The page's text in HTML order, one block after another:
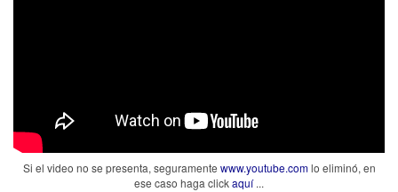
Si el video no se presenta, seguramente www.youtube.comlo eliminó, en
ese caso haga clickaquí...